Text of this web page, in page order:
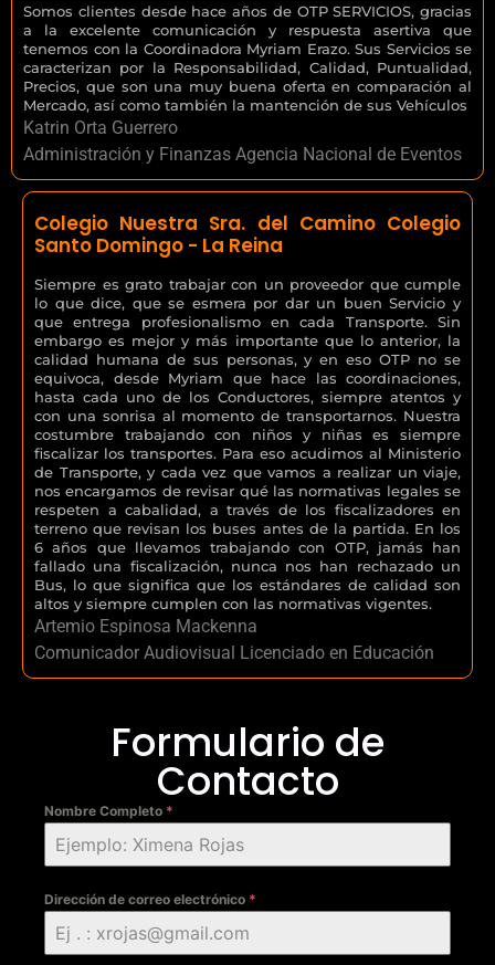
Somos clientes desde hace años de OTP SERVICIOS, gracias
a la excelente comunicación y respuesta asertiva que
tenemos con la Coordinadora Myriam Erazo. Sus Servicios se
caracterizan por la Responsabilidad, Calidad, Puntualidad,
Precios, que son una muy buena oferta en comparación al
Mercado, así como también la mantención de sus Vehículos
Katrin Orta Guerrero
Administración y Finanzas Agencia Nacional de Eventos
Colegio Nuestra Sra. del Camino Colegio
Santo Domingo - La Reina
Siempre es grato trabajar con un proveedor que cumple
lo que dice, que se esmera por dar un buen Servicio y
que entrega profesionalismo en cada Transporte. Sin
embargo es mejor y más importante que lo anterior, la
calidad humana de sus personas, y en eso OTP no se
equivoca, desde Myriam que hace las coordinaciones,
hasta cada uno de los Conductores, siempre atentos y
con una sonrisa al momento de transportarnos. Nuestra
costumbre trabajando con niños y niñas es siempre
fiscalizar los transportes. Para eso acudimos al Ministerio
de Transporte, y cada vez que vamos a realizar un viaje,
nos encargamos de revisar qué las normativas legales se
respeten a cabalidad, a través de los fiscalizadores en
terreno que revisan los buses antes de la partida. En los
6 años que llevamos trabajando con OTP, jamás han
fallado una fiscalización, nunca nos han rechazado un
Bus, lo que significa que los estándares de calidad son
altos y siempre cumplen con las normativas vigentes.
Artemio Espinosa Mackenna
Comunicador Audiovisual Licenciado en Educación
Formulario de
Contacto
Nombre Completo *
Dirección de correo electrónico *